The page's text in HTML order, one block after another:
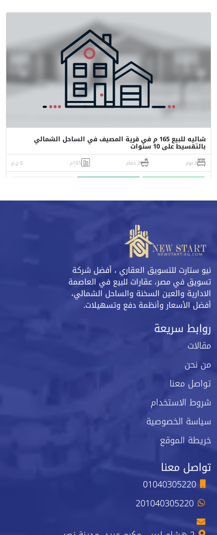
شاليه للبيع 165 م في قرية المصيف في الساحل الشمالي
بالتقسيط على 10 سنوات
3 نوم 2 حمام 165م 0 ج.م
نيو ستارت للتسويق العقاري ، أفضل شركة
تسويق في مصر، عقارات للبيع في العاصمة
الادارية والعين السخنة والساحل الشمالي،
أفضل الأسعار وأنظمة دفع وتسهيلات.
روابط سريعة
مقالات
من نحن
تواصل معنا
شروط الاستخدام
سياسة الخصوصية
خريطة الموقع
تواصل معنا
01040305220
201040305220